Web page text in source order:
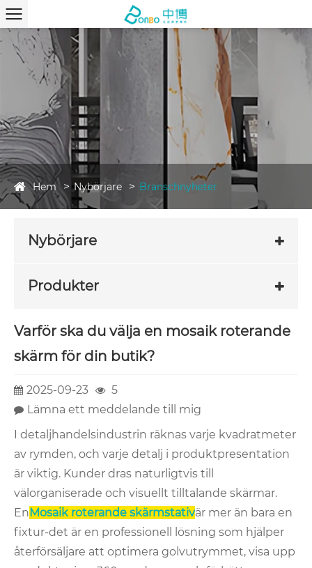
Hem Nybörjare Branschnyheter
Nybörjare
Produkter
Varför ska du välja en mosaik roterande
skärm för din butik?
2025-09-23
5
Lämna ett meddelande till mig
I detaljhandelsindustrin räknas varje kvadratmeter
av rymden, och varje detalj i produktpresentation
är viktig. Kunder dras naturligtvis till
välorganiserade och visuellt tilltalande skärmar.
EnMosaik roterande skärmstativär mer än bara en
fixtur-det är en professionell lösning som hjälper
återförsäljare att optimera golvutrymmet, visa upp